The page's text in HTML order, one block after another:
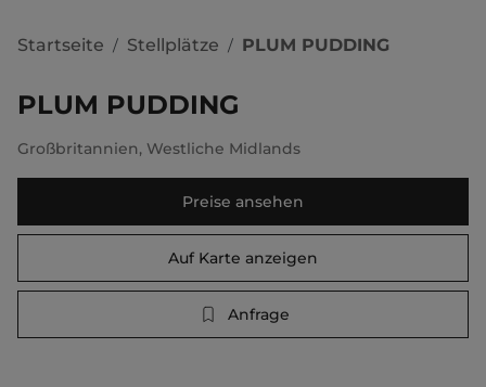
Startseite / Stellplätze / PLUM PUDDING
PLUM PUDDING
Großbritannien, Westliche Midlands
Preise ansehen
Auf Karte anzeigen
Anfrage